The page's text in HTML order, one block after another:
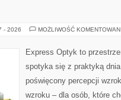
- 2026 MOŻLIWOŚĆ
Express Optyk to
spotyka się z praktyką
poświęcony percepcji
wzroku – dla osób, które